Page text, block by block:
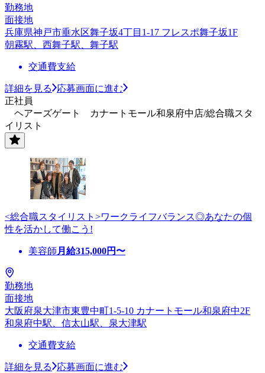
勤務地
面接地
兵庫県神戸市垂水区舞子坂4丁目1-17 フレスポ舞子坂1F
朝霧駅、西舞子駅、舞子駅
交通費支給
詳細を見る
応募画面に進む
正社員
ヘアーズゲート カナートモール和泉府中店/総合職スタ
イリスト
<総合職スタイリスト>ワークライフバランス◎あなたの個
性を活かして働こう!
美容師 月給315,000円〜
勤務地
面接地
大阪府泉大津市東豊中町1-5-10 カナートモール和泉府中2F
和泉府中駅、信太山駅、泉大津駅
交通費支給
詳細を見る
応募画面に進む